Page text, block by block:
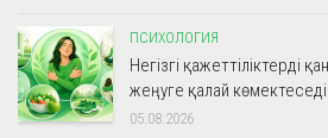
ПСИХОЛОГИЯ
Негізгі қажеттіліктерді
жеңуге қалай көмектеседі
05.08.2026